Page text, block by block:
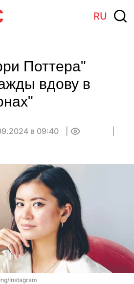
RU
Поттера"
вдову в
в 09:40
Instagram